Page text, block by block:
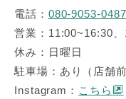
電話： 080-9053-0487
営業：11:00~16:30
休み：日曜日
駐車場：あり（店舗
Instagram： こちら